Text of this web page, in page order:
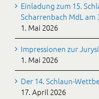
Einladung zum 15.
Scharrenbach MdL am
1. Mai 2026
Impressionen zur
1. Mai 2026
Der 14. Schlaun-
17. April 2026